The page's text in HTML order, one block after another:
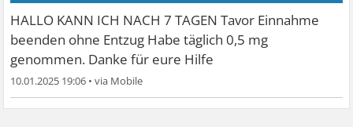
HALLO KANN ICH NACH 7 TAGEN Tavor Einnahme
beenden ohne Entzug Habe täglich 0,5 mg
genommen. Danke für eure Hilfe
10.01.2025 19:06 •